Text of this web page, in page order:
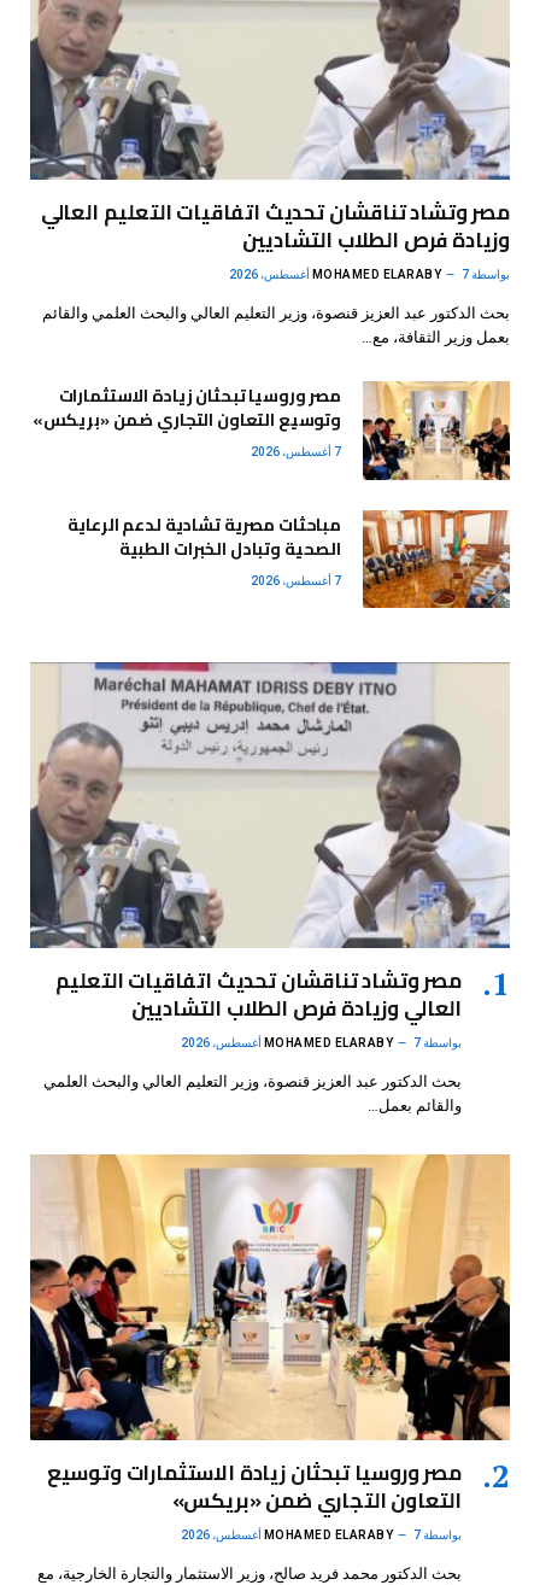
مصر وتشاد تناقشان تحديث اتفاقيات التعليم العالي
وزيادة فرص الطلاب التشاديين
بواسطة MOHAMED ELARABY 7 أغسطس، 2026
بحث الدكتور عبد العزيز قنصوة، وزير التعليم العالي والبحث العلمي والقائم
بعمل وزير الثقافة، مع…
مصر وروسيا تبحثان زيادة الاستثمارات
وتوسيع التعاون التجاري ضمن «بريكس»
7 أغسطس، 2026
مباحثات مصرية تشادية لدعم الرعاية
الصحية وتبادل الخبرات الطبية
7 أغسطس، 2026
مصر وتشاد تناقشان تحديث اتفاقيات التعليم
العالي وزيادة فرص الطلاب التشاديين
بواسطة MOHAMED ELARABY 7 أغسطس، 2026
بحث الدكتور عبد العزيز قنصوة، وزير التعليم العالي والبحث العلمي
والقائم بعمل…
مصر وروسيا تبحثان زيادة الاستثمارات وتوسيع
التعاون التجاري ضمن «بريكس»
بواسطة MOHAMED ELARABY 7 أغسطس، 2026
بحث الدكتور محمد فريد صالح، وزير الاستثمار والتجارة الخارجية، مع